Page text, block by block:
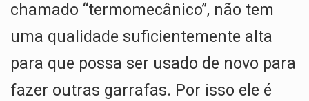
chamado “termomecânico”, não tem
uma qualidade suficientemente alta
para que possa ser usado de novo para
fazer outras garrafas. Por isso ele é